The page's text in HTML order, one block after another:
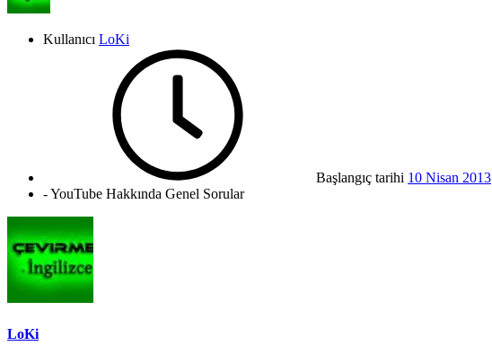
Kullanıcı LoKi
Başlangıç tarihi 10 Nisan 2013
- YouTube Hakkında Genel Sorular
LoKi